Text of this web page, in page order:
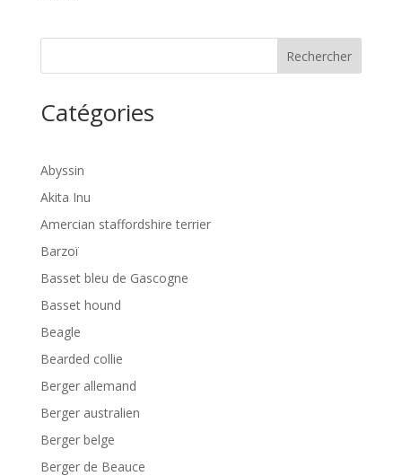
Rechercher
Catégories
Abyssin
Akita Inu
Amercian staffordshire terrier
Barzoï
Basset bleu de Gascogne
Basset hound
Beagle
Bearded collie
Berger allemand
Berger australien
Berger belge
Berger de Beauce